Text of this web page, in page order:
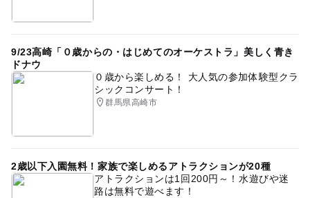
9/23高崎「０歳からの・はじめてのオーケストラ」美しく青き
ドナウ
０歳から楽しめる！ 大人気の参加体験型クラ
シックコンサート！
群馬県高崎市
2歳以下入園無料！家族で楽しめるアトラクションが20種
アトラクションは1回200円～！水遊びや迷
路は無料で遊べます！